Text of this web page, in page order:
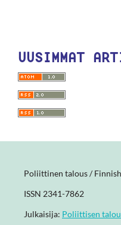
UUSIMMAT
Poliittinen talous /
ISSN 2341-7862
Julkaisija: Poliittisen